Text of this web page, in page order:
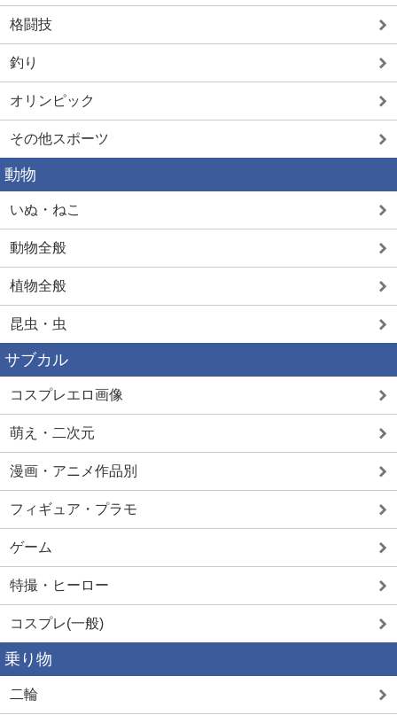
格闘技
釣り
オリンピック
その他スポーツ
動物
いぬ・ねこ
動物全般
植物全般
昆虫・虫
サブカル
コスプレエロ画像
萌え・二次元
漫画・アニメ作品別
フィギュア・プラモ
ゲーム
特撮・ヒーロー
コスプレ(一般)
乗り物
二輪